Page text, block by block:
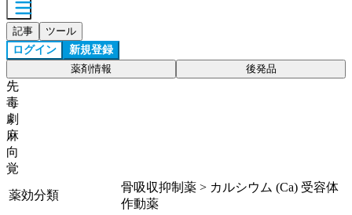
記事 ツール
ログイン 新規登録
薬剤情報 後発品
先
毒
劇
麻
向
覚
薬効分類
骨吸収抑制薬 > カルシウム (Ca) 受容体
作動薬